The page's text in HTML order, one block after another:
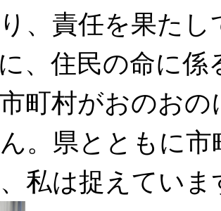
、責任を果た
、住民の命に係
町村がおのお
。県とともに
私は捉えていま